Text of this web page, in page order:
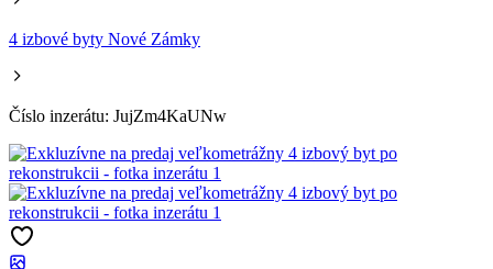
4 izbové byty Nové Zámky
Číslo inzerátu: JujZm4KaUNw